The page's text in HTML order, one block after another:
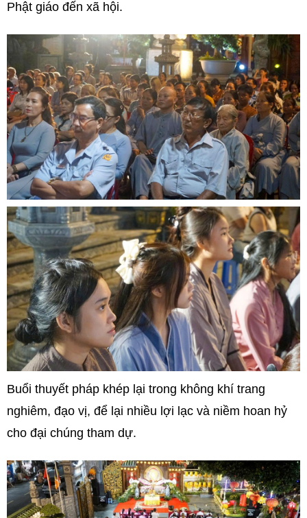
Phật giáo đến xã hội.
Buổi thuyết pháp khép lại trong không khí trang
nghiêm, đạo vị, để lại nhiều lợi lạc và niềm hoan hỷ
cho đại chúng tham dự.